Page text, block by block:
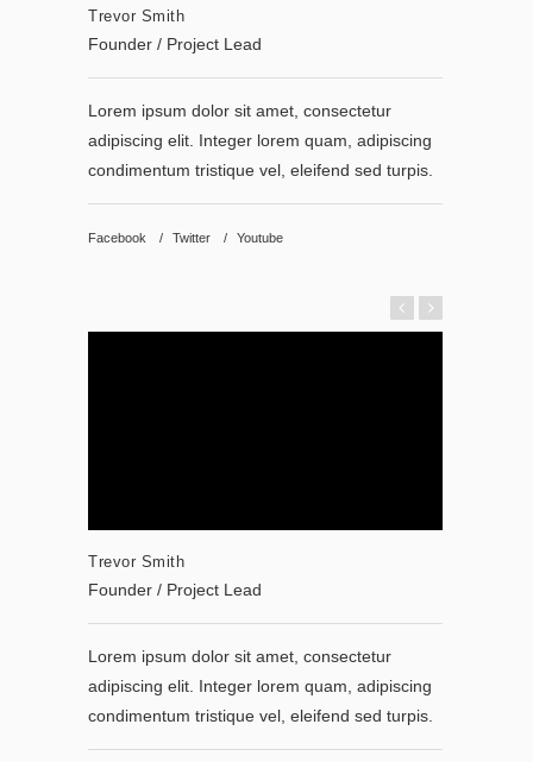
Trevor Smith
Founder / Project Lead
Lorem ipsum dolor sit amet, consectetur
adipiscing elit. Integer lorem quam, adipiscing
condimentum tristique vel, eleifend sed turpis.
Facebook Twitter Youtube
Trevor Smith
Founder / Project Lead
Lorem ipsum dolor sit amet, consectetur
adipiscing elit. Integer lorem quam, adipiscing
condimentum tristique vel, eleifend sed turpis.